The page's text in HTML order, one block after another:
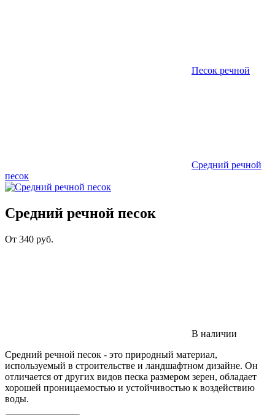
Песок речной
Средний речной
песок
Средний речной песок
От 340 руб.
В наличии
Средний речной песок - это природный материал,
используемый в строительстве и ландшафтном дизайне. Он
отличается от других видов песка размером зерен, обладает
хорошей проницаемостью и устойчивостью к воздействию
воды.